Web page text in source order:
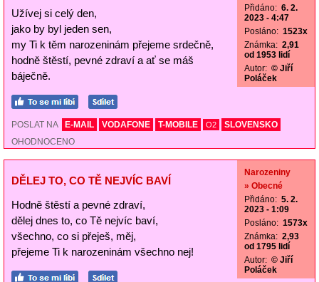
Užívej si celý den,
jako by byl jeden sen,
my Ti k těm narozeninám přejeme srdečně,
hodně štěstí, pevné zdraví a ať se máš
báječně.
Přidáno: 6. 2.
2023 - 4:47
Posláno: 1523x
Známka: 2,91
od 1953 lidí
Autor: © Jiří
Poláček
POSLAT NA E-MAIL VODAFONE T-MOBILE O2
SLOVENSKO
OHODNOCENO
DĚLEJ TO, CO TĚ NEJVÍC BAVÍ
Hodně štěstí a pevné zdraví,
dělej dnes to, co Tě nejvíc baví,
všechno, co si přeješ, měj,
přejeme Ti k narozeninám všechno nej!
Narozeniny
» Obecné
Přidáno: 5. 2.
2023 - 1:09
Posláno: 1573x
Známka: 2,93
od 1795 lidí
Autor: © Jiří
Poláček